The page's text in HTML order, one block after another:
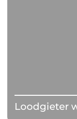
Loodgieter